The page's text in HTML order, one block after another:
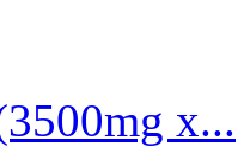
x...